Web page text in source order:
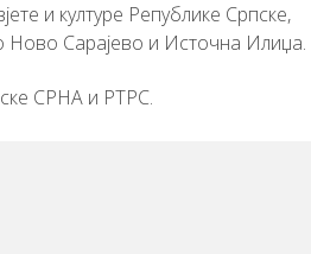
и културе Републике Српске,
Ново Сарајево и Источна Илиџа.
СРНА и РТРС.